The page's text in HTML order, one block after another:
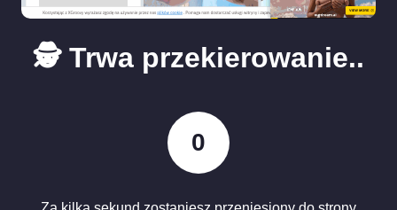
🕵️ Trwa przekierowanie..
0